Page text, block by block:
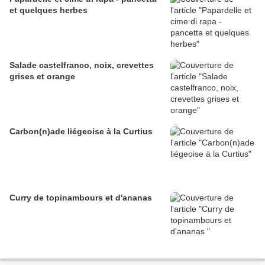
et quelques herbes
Salade castelfranco, noix, crevettes
grises et orange
Carbon(n)ade liégeoise à la Curtius
Curry de topinambours et d'ananas